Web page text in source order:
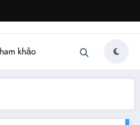
khảo